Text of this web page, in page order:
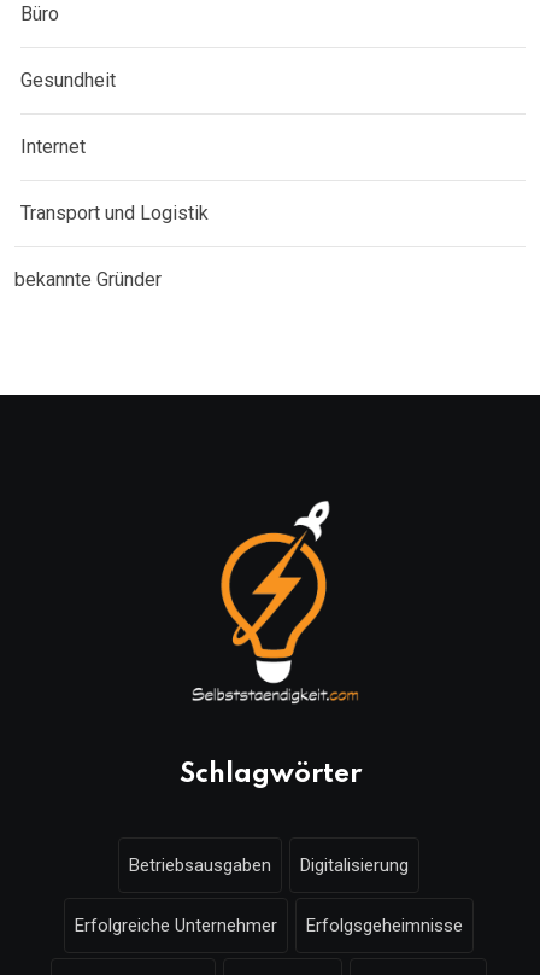
Büro
Gesundheit
Internet
Transport und Logistik
bekannte Gründer
Schlagwörter
Betriebsausgaben Digitalisierung
Erfolgreiche Unternehmer Erfolgsgeheimnisse